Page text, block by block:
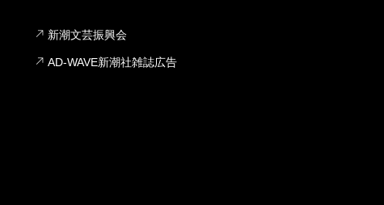
新潮文芸振興会
AD-WAVE新潮社雑誌広告